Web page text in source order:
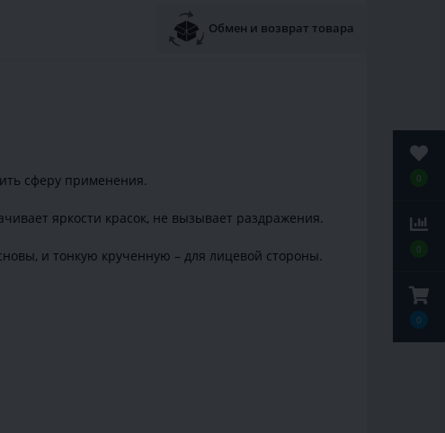
0
0
0
Обмен и возврат товара
сферу применения.
яркости красок, не вызывает раздражения.
и тонкую крученную – для лицевой стороны.